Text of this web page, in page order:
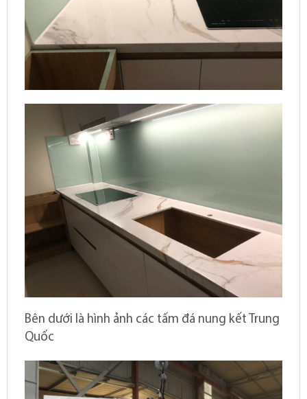
Bên dưới là hình ảnh các tấm đá nung kết Trung
Quốc